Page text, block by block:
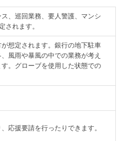
、巡回業務、要人警護、マンシ
されます。
想定されます。銀行の地下駐車
風雨や暴風の中での業務が考え
。グローブを使用した状態での
応援要請を行ったりできます。